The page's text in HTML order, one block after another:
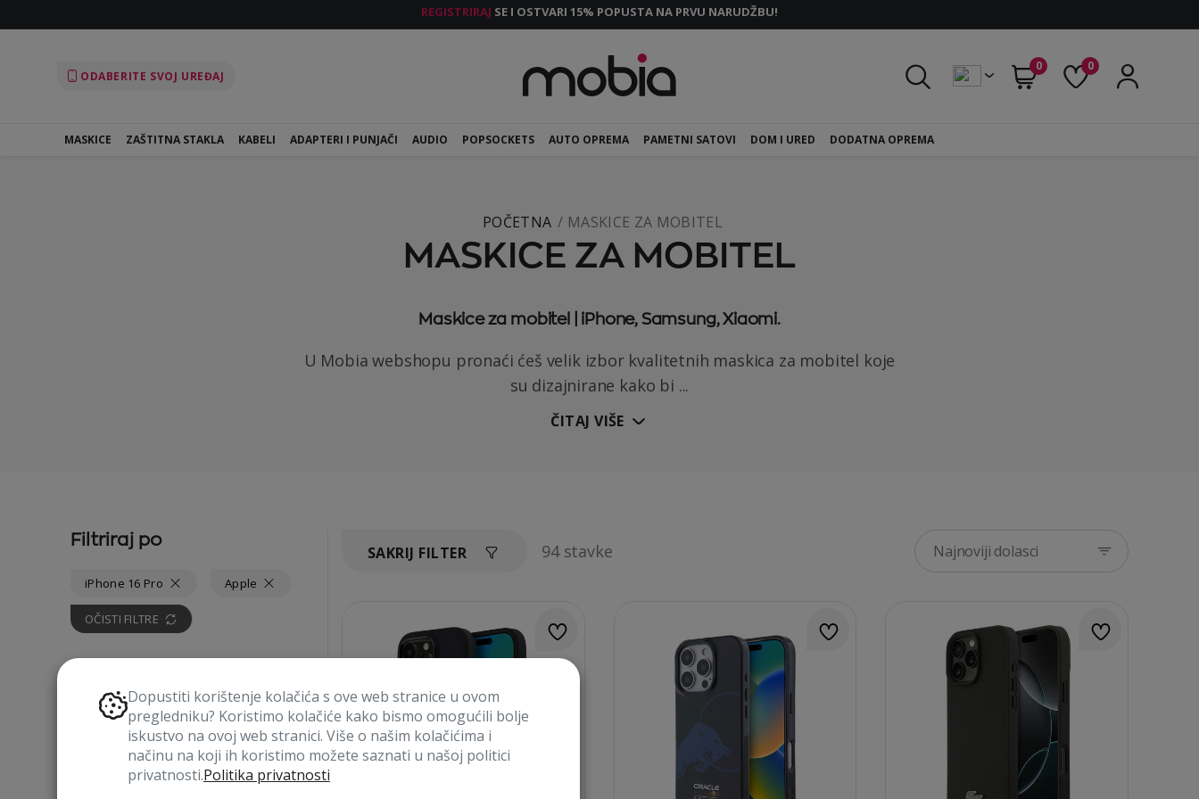
REGISTRIRAJ SE I OSTVARI 15% POPUSTA NA PRVU NARUDŽBU!
ODABERITE SVOJ UREĐAJ
0 0
MASKICE ZAŠTITNA STAKLA KABELI ADAPTERI I PUNJAČI AUDIO POPSOCKETS AUTO OPREMA PAMETNI SATOVI DOM I URED DODATNA OPREMA
POČETNA MASKICE ZA MOBITEL
MASKICE ZA MOBITEL
Maskice za mobitel | iPhone, Samsung, Xiaomi.
U Mobia webshopu pronaći ćeš velik izbor kvalitetnih maskica za mobitel koje
su dizajnirane kako bi ...
ČITAJ VIŠE
Filtriraj po
iPhone 16 Pro Apple
OČISTI FILTRE
SAKRIJ FILTER 94 stavke Najnoviji dolasci
Dopustiti korištenje kolačića s ove web stranice u ovom
pregledniku? Koristimo kolačiće kako bismo omogućili bolje
iskustvo na ovoj web stranici. Više o našim kolačićima i
načinu na koji ih koristimo možete saznati u našoj politici
privatnosti.Politika privatnosti